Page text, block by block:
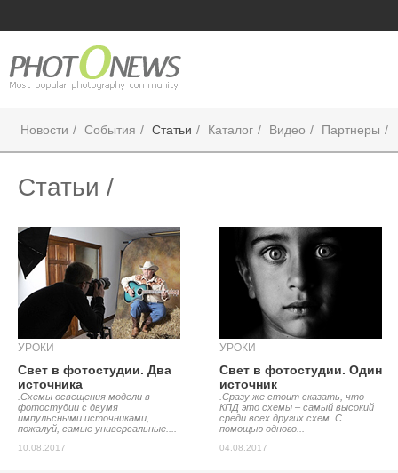
Новости События Статьи Каталог Видео Партнеры
Статьи /
УРОКИ
Свет в фотостудии. Два
источника
.Схемы освещения модели в
фотостудии с двумя
импульсными источниками,
пожалуй, самые универсальные....
10.08.2017
УРОКИ
Свет в фотостудии. Один
источник
.Сразу же стоит сказать, что
КПД это схемы – самый высокий
среди всех других схем. С
помощью одного...
04.08.2017